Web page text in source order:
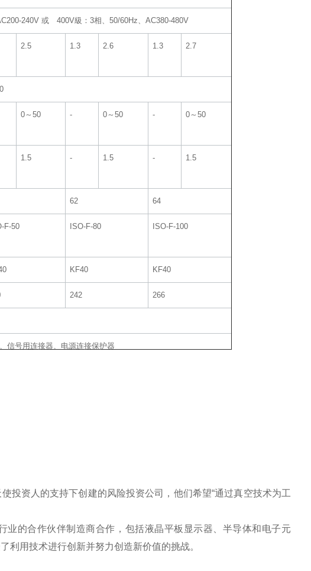
240V 或 400V級：3相、50/60Hz、AC380-480V
2.5 1.3 2.6 1.3 2.7
0～50 ‐ 0～50 ‐ 0～50
1.5 ‐ 1.5 ‐ 1.5
62 64
F-50 ISO-F-80 ISO-F-100
KF40 KF40
242 266
信号用连接器、电源连接保护器
排气Port、耐震固定用金属、LR互换Unit(吸气口、信号)、
投资人的支持下创建的风险投资公司，他们希望“通过真空技术为工
业的合作伙伴制造商合作，包括液晶平板显示器、半导体和电子元
利用技术进行创新并努力创造新价值的挑战。